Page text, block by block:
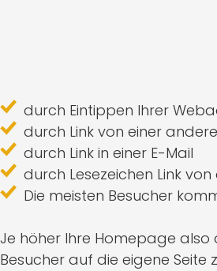
durch Eintippen Ihrer
durch Link von einer
durch Link in einer E-Mail
durch Lesezeichen Link
Die meisten Besucher
Je höher Ihre Homepage
Besucher auf die eigene Seite